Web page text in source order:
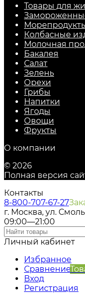
Товары для
Колбасные
Молочная
Бакалея
Салат
Зелень
Орехи
Грибы
Напитки
Ягоды
Овощи
Фрукты
О компании
© 2026
Полная версия
Контакты
8-800-707-67-27
г. Москва, ул.
09:00—21:00
Личный кабинет
Избранное
Сравнение
Вход
Регистрация